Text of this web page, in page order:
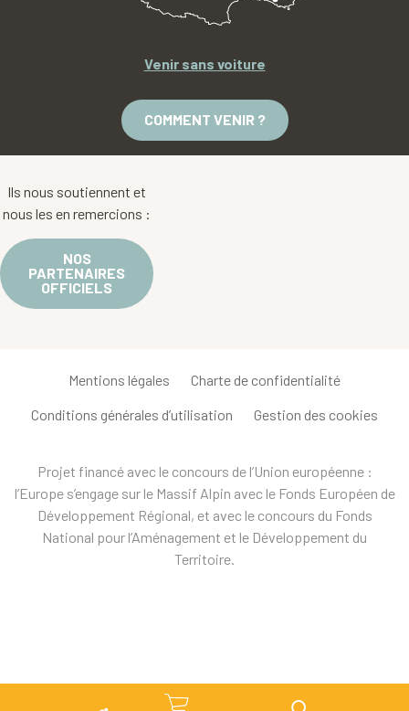
Venir sans voiture
COMMENT VENIR ?
Ils nous soutiennent et
nous les en remercions :
NOS
PARTENAIRES
OFFICIELS
Mentions légales Charte de confidentialité
Conditions générales d’utilisation Gestion des cookies
Projet financé avec le concours de l’Union européenne :
l’Europe s’engage sur le Massif Alpin avec le Fonds Européen de
Développement Régional, et avec le concours du Fonds
National pour l’Aménagement et le Développement du
Territoire.